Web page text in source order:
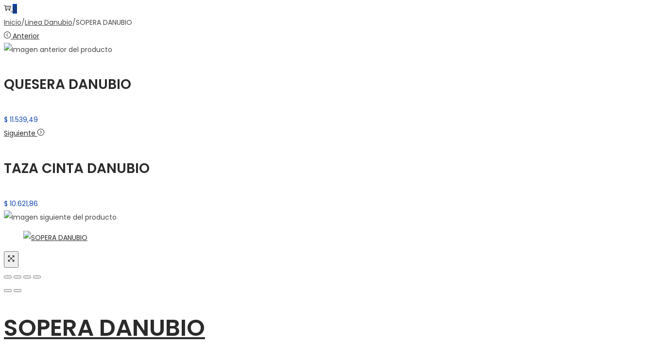
0
Inicio/Linea Danubio/SOPERA DANUBIO
Anterior
QUESERA DANUBIO
$ 11.539,49
Siguiente
TAZA CINTA DANUBIO
$ 10.621,86
SOPERA DANUBIO